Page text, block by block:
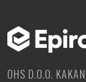
OHS D.O.O.